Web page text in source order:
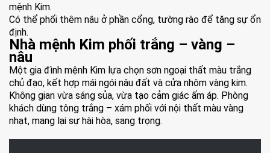
mệnh Kim.
Có thể phối thêm nâu ở phần cổng, tường rào để tăng sự ổn
định.
Nhà mệnh Kim phối trắng – vàng –
nâu
Một gia đình mệnh Kim lựa chọn sơn ngoại thất màu trắng
chủ đạo, kết hợp mái ngói nâu đất và cửa nhôm vàng kim.
Không gian vừa sáng sủa, vừa tạo cảm giác ấm áp. Phòng
khách dùng tông trắng – xám phối với nội thất màu vàng
nhạt, mang lại sự hài hòa, sang trọng.